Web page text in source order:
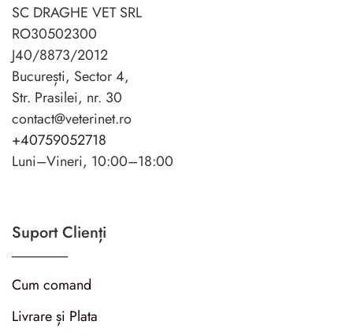
SC DRAGHE VET SRL
RO30502300
J40/8873/2012
București, Sector 4,
Str. Prasilei, nr. 30
contact@veterinet.ro
+40759052718
Luni–Vineri, 10:00–18:00
Suport Clienți
Cum comand
Livrare și Plata